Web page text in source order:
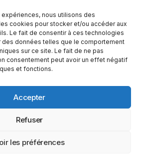
nous utilisons des
cookies pour stocker et/ou accéder aux
Le fait de consentir à ces technologies
des données telles que le comportement
sur ce site. Le fait de ne pas
consentement peut avoir un effet négatif
et fonctions.
Accepter
Refuser
les préférences
français dédié aux nouvelles
geek et au numérique. Fondé par
de la science, avec une approche